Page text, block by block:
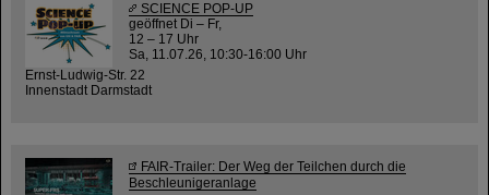
SCIENCE POP-UP
geöffnet Di – Fr,
12 – 17 Uhr
Sa, 11.07.26, 10:30-16:00 Uhr
Ernst-Ludwig-Str. 22
Innenstadt Darmstadt
FAIR-Trailer: Der Weg der Teilchen durch die
Beschleunigeranlage